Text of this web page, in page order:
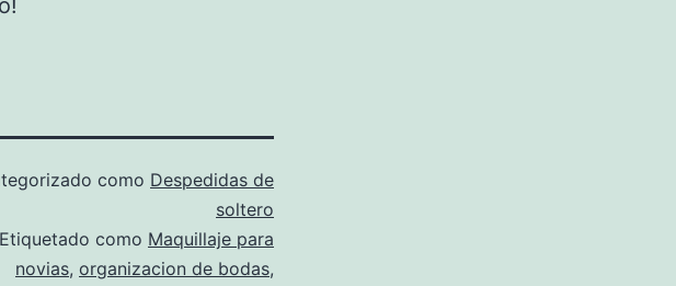
como Despedidas de
soltero
Etiquetado como Maquillaje para
novias, organizacion de bodas,